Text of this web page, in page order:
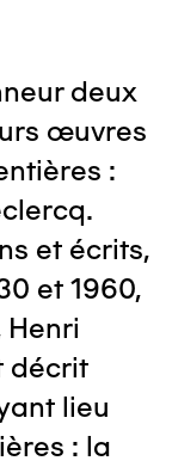
deux
œuvres
:
et écrits,
et 1960,
décrit
lieu
: la